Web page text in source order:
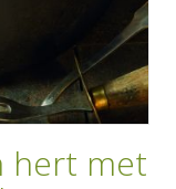
hert met